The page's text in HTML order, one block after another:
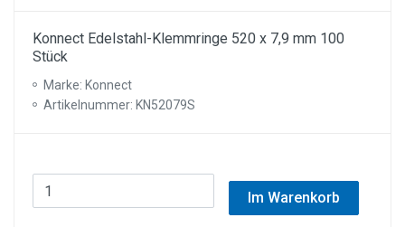
Konnect Edelstahl-Klemmringe 520 x 7,9 mm 100
Stück
Marke: Konnect
Artikelnummer: KN52079S
Im Warenkorb